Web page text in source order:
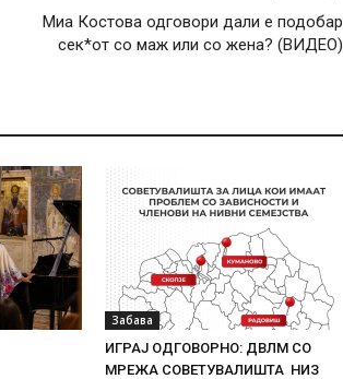
Миа Костова одговори дали е подобар
сек*от со маж или со жена? (ВИДЕО)
Забава
ИГРАЈ ОДГОВОРНО: ДВЛМ СО
МРЕЖА СОВЕТУВАЛИШТА НИЗ